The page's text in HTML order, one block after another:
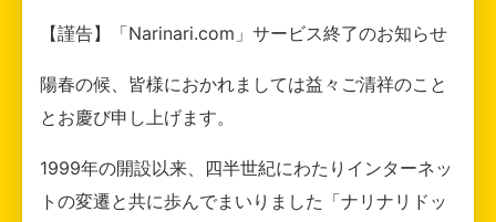
【謹告】「Narinari.com」サービス終了のお知らせ
陽春の候、皆様におかれましては益々ご清祥のこと
とお慶び申し上げます。
1999年の開設以来、四半世紀にわたりインターネッ
トの変遷と共に歩んでまいりました「ナリナリドッ